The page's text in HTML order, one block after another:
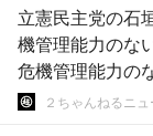
立憲民主党の石
機管理能力のない人」 | 大事な時に口を
２ちゃんねるニ